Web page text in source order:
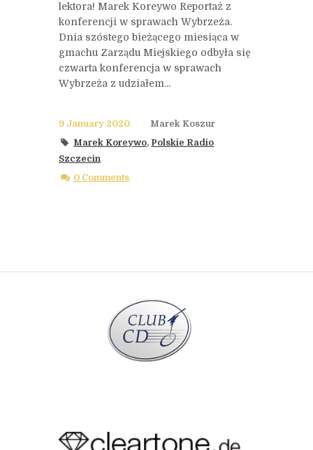
lektora! Marek Koreywo Reportaż z
konferencji w sprawach Wybrzeża.
Dnia szóstego bieżącego miesiąca w
gmachu Zarządu Miejskiego odbyła się
czwarta konferencja w sprawach
Wybrzeża z udziałem...
9 January 2020
Marek Koszur
Marek Koreywo, Polskie Radio
Szczecin
0 Comments